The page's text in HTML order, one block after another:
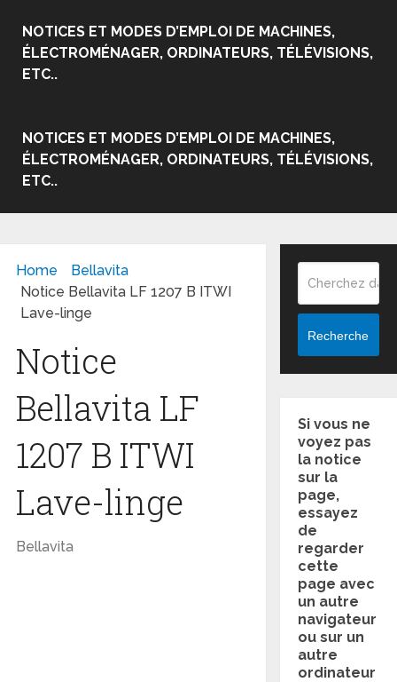
NOTICES ET MODES D’EMPLOI DE MACHINES,
ÉLECTROMÉNAGER, ORDINATEURS, TÉLÉVISIONS,
ETC..
NOTICES ET MODES D’EMPLOI DE MACHINES,
ÉLECTROMÉNAGER, ORDINATEURS, TÉLÉVISIONS,
ETC..
Home
Bellavita
Notice Bellavita LF 1207 B ITWI
Lave-linge
Notice
Bellavita LF
1207 B ITWI
Lave-linge
Bellavita
Recherche
Si vous ne
voyez pas
la notice
sur la
page,
essayez
de
regarder
cette
page avec
un autre
navigateur
ou sur un
autre
ordinateur